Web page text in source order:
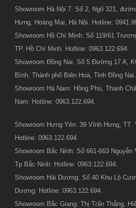
Showroom Hà Nội 7: Số 2, Ngõ 321,
Hưng, Hoàng Mai, Hà Nội. Hotline:
Showroom Hồ Chí Minh: Số 119/61
TP. Hồ Chí Minh. Hotline: 0963.122.694
Showroom Đồng Nai: Số 5 Đường 17 A,
Bình, Thành phố Biên Hoà, Tỉnh Đồng
Showroom Hà Nam: Hồng Phú, Thanh
Nam: Hotline: 0963.122.694.
Showroom Hưng Yên: 39 Vĩnh Hưng, TT.
Hotline: 0963.122.694.
Showroom Bắc Ninh: Số 661-663
Tp Bắc Ninh: Hotline: 0963.122.694.
Showroom Hải Dương: Số 40 Khu Lộ
Dương: Hotline: 0963.122.694.
Showroom Bắc Giang: Thị Trấn Thắng,